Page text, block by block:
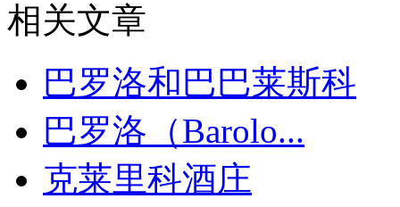
相关文章
巴罗洛和巴巴莱斯科
巴罗洛（Barolo...
克莱里科酒庄